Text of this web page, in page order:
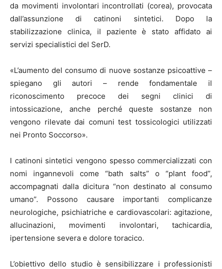
da movimenti involontari incontrollati (corea), provocata
dall’assunzione di catinoni sintetici. Dopo la
stabilizzazione clinica, il paziente è stato affidato ai
servizi specialistici del SerD.
«L’aumento del consumo di nuove sostanze psicoattive –
spiegano gli autori – rende fondamentale il
riconoscimento precoce dei segni clinici di
intossicazione, anche perché queste sostanze non
vengono rilevate dai comuni test tossicologici utilizzati
nei Pronto Soccorso».
I catinoni sintetici vengono spesso commercializzati con
nomi ingannevoli come “bath salts” o “plant food”,
accompagnati dalla dicitura “non destinato al consumo
umano”. Possono causare importanti complicanze
neurologiche, psichiatriche e cardiovascolari: agitazione,
allucinazioni, movimenti involontari, tachicardia,
ipertensione severa e dolore toracico.
L’obiettivo dello studio è sensibilizzare i professionisti